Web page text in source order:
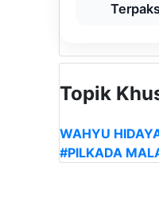
Topik
WAHYU
#PILKADA